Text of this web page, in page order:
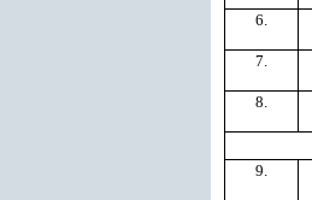
6.
7.
8.
9.